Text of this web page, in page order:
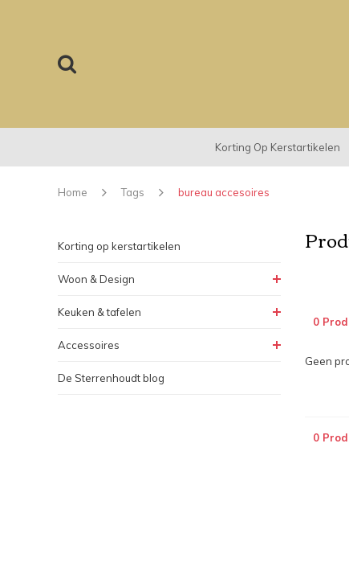
Korting Op Kerstartikelen
Home Tags bureau accesoires
Korting op kerstartikelen
Woon & Design
Keuken & tafelen
Accessoires
De Sterrenhoudt blog
0
Geen
0